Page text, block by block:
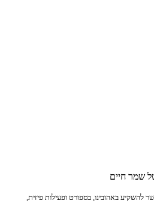
בספורט ופעילות פיזית,